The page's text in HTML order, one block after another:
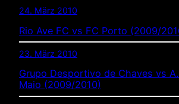
24. März 2010
Rio Ave FC vs FC Porto (2009/
23. März 2010
Grupo Desportivo de Chaves vs
Maio (2009/2010)